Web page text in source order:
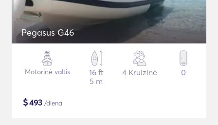
Pegasus G46
Motorinė valtis
16 ft
5 m
4 Kruizinė 0
$493 /diena